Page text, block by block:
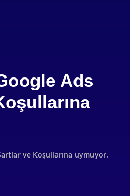
Ads
ve Koşullarına uymuyor.